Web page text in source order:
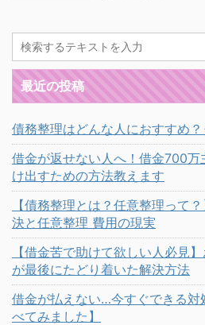
最近の投稿
債務整理はどんな人におすすめ
借金が返せない人へ！借金700万
け出すための方法教えます
【債務整理とは？任意整理って
決と任意整理 費用の現実
【借金苦で助けて欲しい人必見
が最後にたどり着いた解決方法
借金が払えない…今すぐできる対
べてみました】